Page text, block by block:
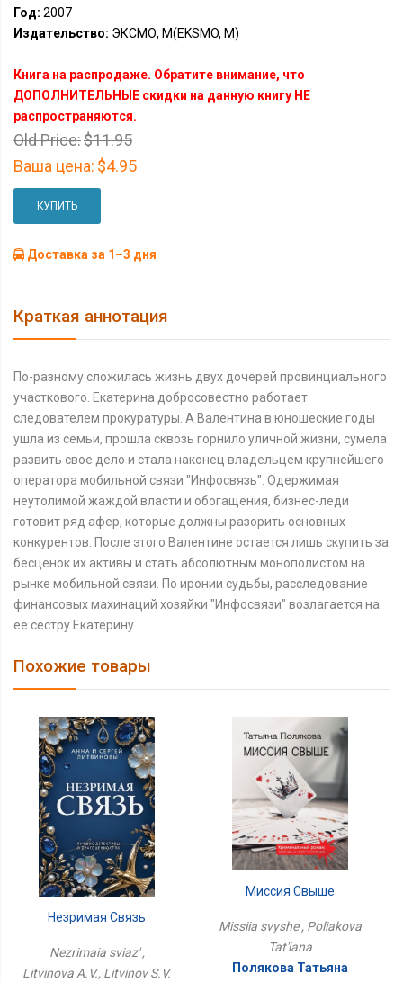
Год: 2007
Издательство: ЭКСМО, М(EKSMO, M)
Книга на распродаже. Обратите внимание, что
ДОПОЛНИТЕЛЬНЫЕ скидки на данную книгу НЕ
распространяются.
Old Price:$11.95
Ваша цена: $4.95
КУПИТЬ
Доставка за 1–3 дня
Краткая аннотация
По-разному сложилась жизнь двух дочерей провинциального
участкового. Екатерина добросовестно работает
следователем прокуратуры. А Валентина в юношеские годы
ушла из семьи, прошла сквозь горнило уличной жизни, сумела
развить свое дело и стала наконец владельцем крупнейшего
оператора мобильной связи "Инфосвязь". Одержимая
неутолимой жаждой власти и обогащения, бизнес-леди
готовит ряд афер, которые должны разорить основных
конкурентов. После этого Валентине остается лишь скупить за
бесценок их активы и стать абсолютным монополистом на
рынке мобильной связи. По иронии судьбы, расследование
финансовых махинаций хозяйки "Инфосвязи" возлагается на
ее сестру Екатерину.
Похожие товары
Незримая Связь
Nezrimaia sviaz' ,
Litvinova A.V., Litvinov S.V.
Миссия Свыше
Missiia svyshe , Poliakova
Tat'iana
Полякова Татьяна